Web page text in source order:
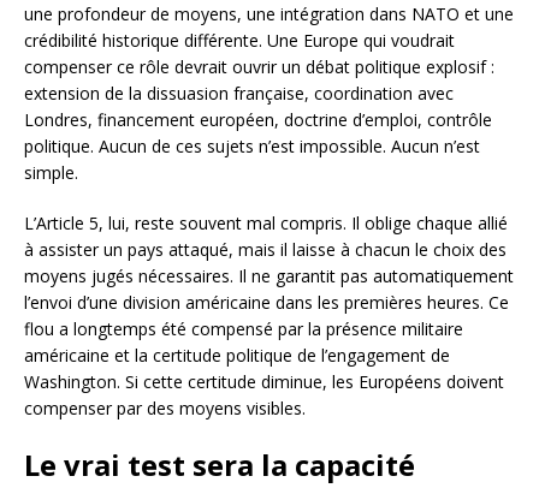
une profondeur de moyens, une intégration dans NATO et une
crédibilité historique différente. Une Europe qui voudrait
compenser ce rôle devrait ouvrir un débat politique explosif :
extension de la dissuasion française, coordination avec
Londres, financement européen, doctrine d’emploi, contrôle
politique. Aucun de ces sujets n’est impossible. Aucun n’est
simple.
L’Article 5, lui, reste souvent mal compris. Il oblige chaque allié
à assister un pays attaqué, mais il laisse à chacun le choix des
moyens jugés nécessaires. Il ne garantit pas automatiquement
l’envoi d’une division américaine dans les premières heures. Ce
flou a longtemps été compensé par la présence militaire
américaine et la certitude politique de l’engagement de
Washington. Si cette certitude diminue, les Européens doivent
compenser par des moyens visibles.
Le vrai test sera la capacité